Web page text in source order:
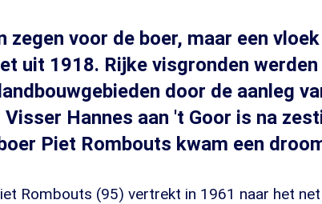
zegen voor de boer, maar een
uit 1918. Rijke visgronden
door de aanleg
Hannes aan 't Goor is na
Piet Rombouts kwam een
Rombouts (95) vertrekt in 1961 naar het